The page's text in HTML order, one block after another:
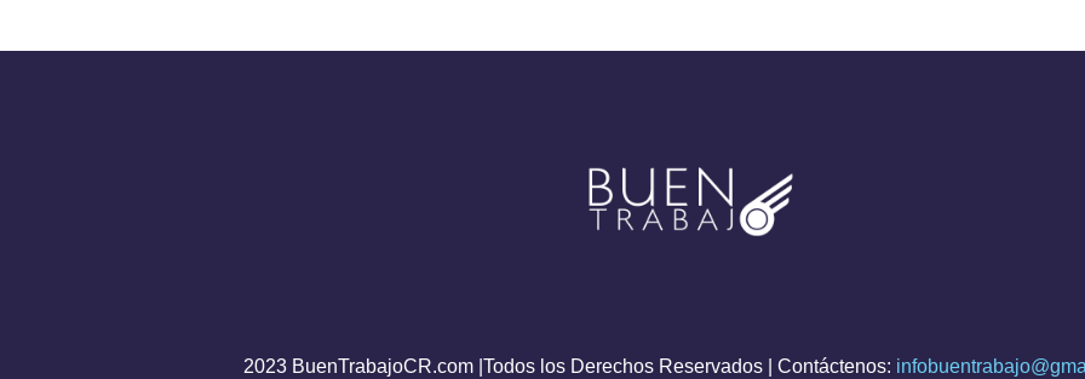
2023 BuenTrabajoCR.com |Todos los Derechos Reservados | Contáctenos: